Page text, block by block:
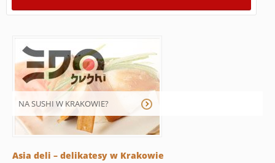
NA SUSHI W KRAKOWIE?
Asia deli – delikatesy w Krakowie